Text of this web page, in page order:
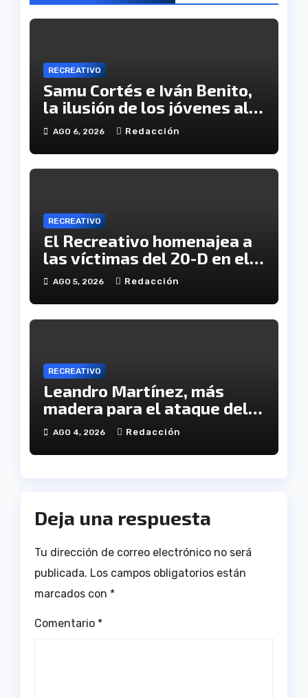
RECREATIVO
Samu Cortés e Iván Benito,
la ilusión de los jóvenes al
servicio del Decano
AGO 6, 2026 Redacción
RECREATIVO
El Recreativo homenajea a
las víctimas del 20-D en el
XX aniversario de la
AGO 5, 2026 Redacción
RECREATIVO
Leandro Martínez, más
madera para el ataque del
Decano
AGO 4, 2026 Redacción
Deja una respuesta
Tu dirección de correo electrónico no será
publicada. Los campos obligatorios están
marcados con *
Comentario *